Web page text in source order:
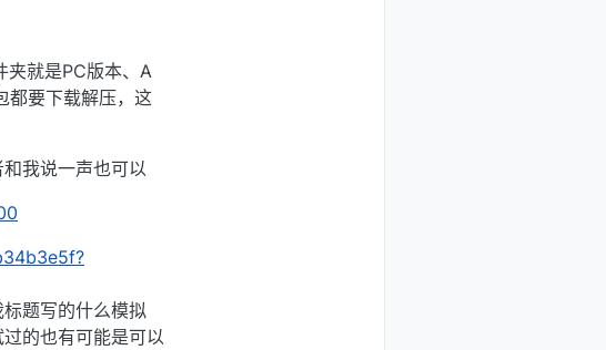
夹就是PC版本、A
都要下载解压，这
我说一声也可以
题写的什么模拟
的也有可能是可以